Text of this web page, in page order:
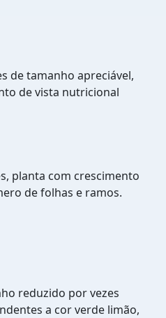
de tamanho apreciável,
de vista nutricional
planta com crescimento
de folhas e ramos.
reduzido por vezes
a cor verde limão,